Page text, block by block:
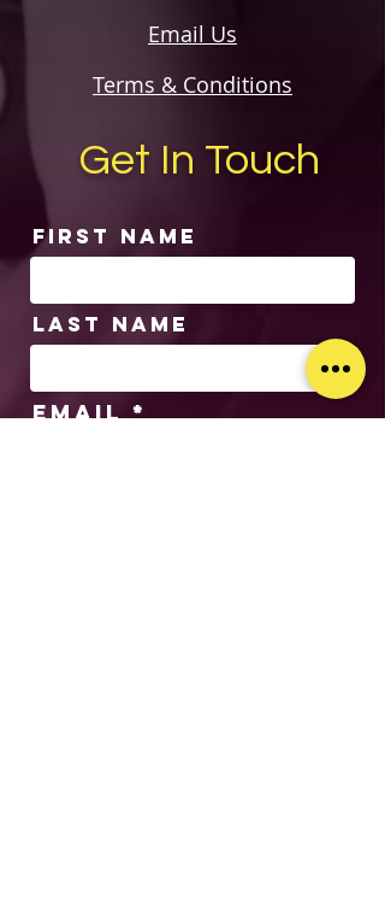
Email Us
Terms & Conditions
Get In Touch
First Name
Last Name
Email